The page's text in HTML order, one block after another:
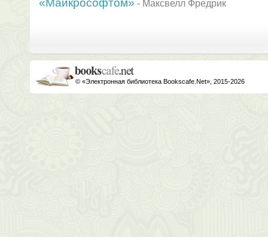
- Максвелл Фредрик
© «Электронная библиотека Bookscafe.Net», 2015-2026